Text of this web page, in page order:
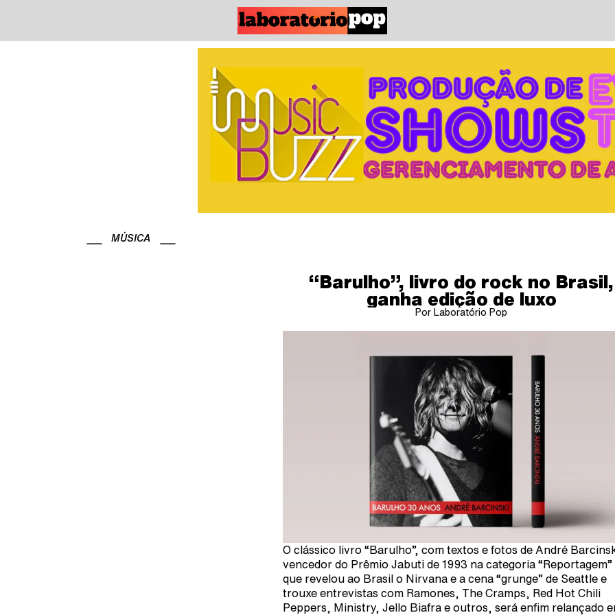
MÚSICA
“Barulho”, livro do rock no Brasil,
ganha edição de luxo
Por Laboratório Pop
O clássico livro “Barulho”, com textos e fotos de André
vencedor do Prêmio Jabuti de 1993 na categoria “Reportagem”
que revelou ao Brasil o Nirvana e a cena “grunge” de Seattle e
trouxe entrevistas com Ramones, The Cramps, Red Hot Chili
Peppers, Ministry, Jello Biafra e outros, será enfim relançado